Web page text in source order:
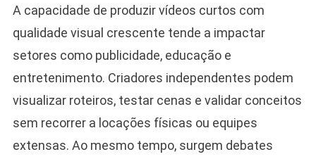
A capacidade de produzir vídeos curtos com
qualidade visual crescente tende a impactar
setores como publicidade, educação e
entretenimento. Criadores independentes podem
visualizar roteiros, testar cenas e validar conceitos
sem recorrer a locações físicas ou equipes
extensas. Ao mesmo tempo, surgem debates